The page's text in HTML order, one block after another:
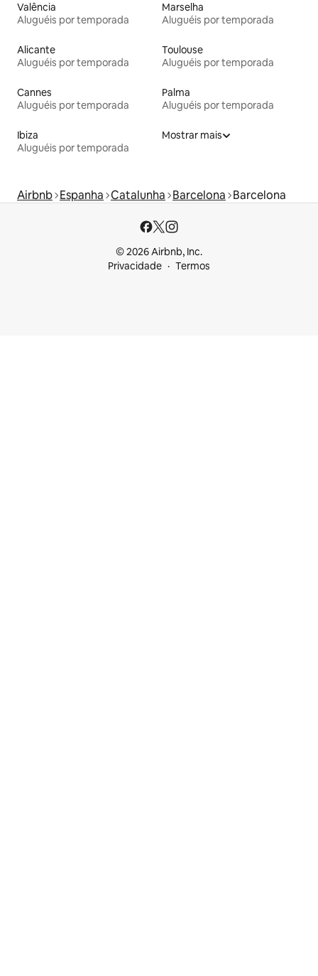
Valência
Aluguéis por temporada
Marselha
Aluguéis por temporada
Alicante
Aluguéis por temporada
Toulouse
Aluguéis por temporada
Cannes
Aluguéis por temporada
Palma
Aluguéis por temporada
Ibiza
Aluguéis por temporada
Mostrar mais
Airbnb Espanha Catalunha Barcelona Barcelona
© 2026 Airbnb, Inc.
Privacidade
Termos